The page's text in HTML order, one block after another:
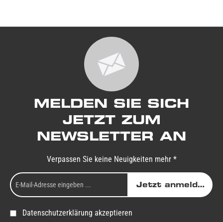
MELDEN SIE SICH
JETZT ZUM
NEWSLETTER AN
Verpassen Sie keine Neuigkeiten mehr *
Jetzt anmelden
Datenschutzerklärung akzeptieren